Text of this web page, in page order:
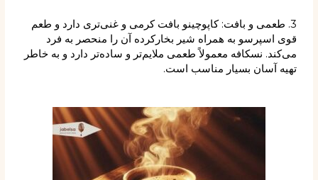
3. طعمی و بافت: کاپوچینو بافت کرمی و غنی‌تری دارد و طعم
قوی اسپرسو به همراه شیر بخارکرده آن را منحصر به فرد
می‌کند. نسکافه معمولاً طعمی ملایم‌تر و ساده‌تر دارد و به خاطر
تهیه آسان بسیار مناسب است.